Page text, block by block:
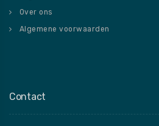
Over ons
Algemene voorwaarden
Contact